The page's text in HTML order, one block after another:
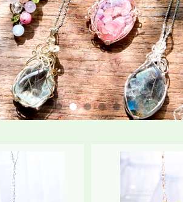
OUT SOLD OUT